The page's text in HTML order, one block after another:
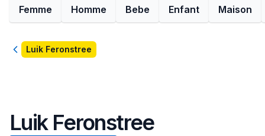
Femme Homme Bebe Enfant Maison
RetourLuik Feronstree
Luik Feronstree